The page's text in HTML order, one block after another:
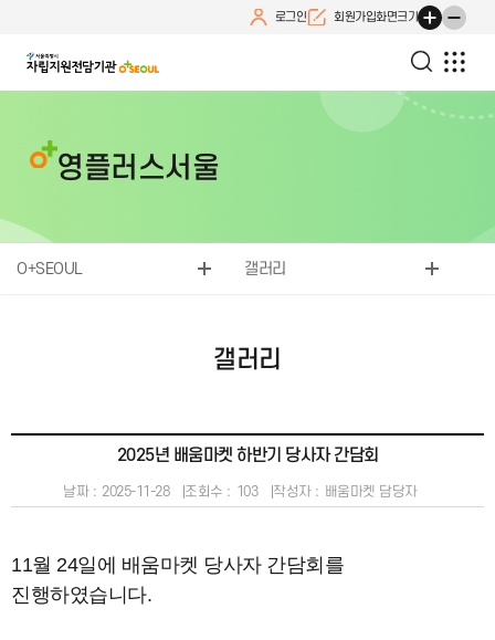
로그인 회원가입화면크기
영플러스서울
O+SEOUL 갤러리
갤러리
2025년 배움마켓 하반기 당사자 간담회
날짜 : 2025-11-28 조회수 : 103 작성자 : 배움마켓 담당자
11월 24일에 배움마켓 당사자 간담회를
진행하였습니다.